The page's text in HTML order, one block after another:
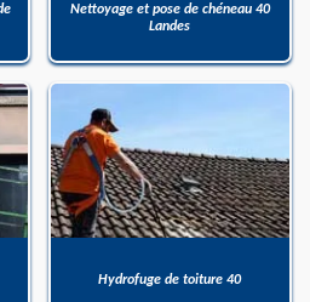
Nettoyage et pose de chéneau 40
Landes
Hydrofuge de toiture 40